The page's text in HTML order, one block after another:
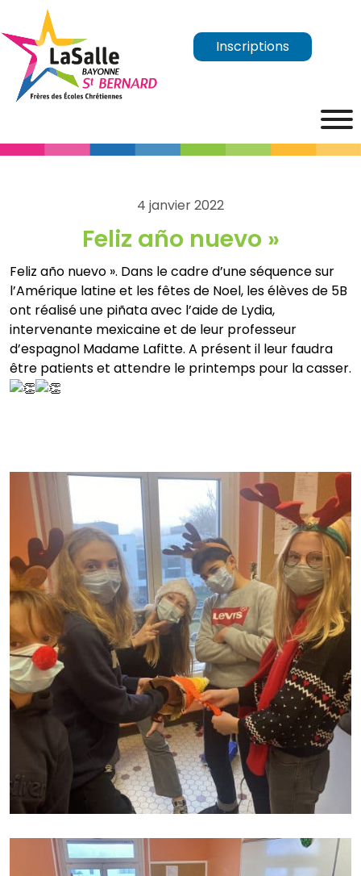
Inscriptions
4 janvier 2022
Feliz año nuevo »
Feliz año nuevo ». Dans le cadre d’une séquence sur
l’Amérique latine et les fêtes de Noel, les élèves de 5B
ont réalisé une piñata avec l’aide de Lydia,
intervenante mexicaine et de leur professeur
d’espagnol Madame Lafitte. A présent il leur faudra
être patients et attendre le printemps pour la casser.